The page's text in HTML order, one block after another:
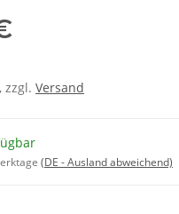
zzgl. Versand
(DE - Ausland abweichend)